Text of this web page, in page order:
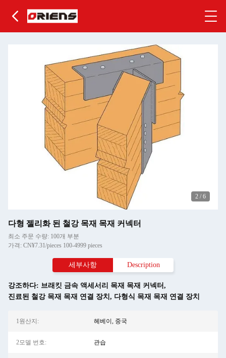
2 / 6
다형 젤리화 된 철강 목재 목재 커넥터
최소 주문 수량: 100개 부분
가격: CN¥7.31/pieces 100-4999 pieces
세부사항 Description
강조하다: 브래킷 금속 액세서리 목재 목재 커넥터 ,
진료된 철강 목재 목재 연결 장치 , 다형식 목재 목재 연결 장치
1원산지: 헤베이, 중국
2모델 번호: 관습